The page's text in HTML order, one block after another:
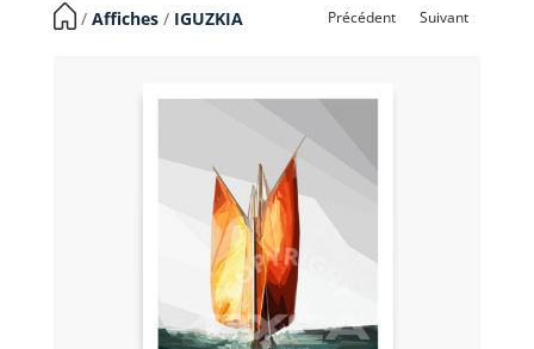
​ / Affiches/ IGUZKIA Précédent Suivant